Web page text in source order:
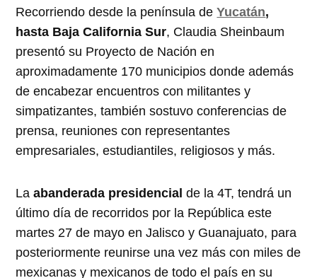
Recorriendo desde la península deYucatán,
hasta Baja California Sur, Claudia Sheinbaum
presentó su Proyecto de Nación en
aproximadamente 170 municipios donde además
de encabezar encuentros con militantes y
simpatizantes, también sostuvo conferencias de
prensa, reuniones con representantes
empresariales, estudiantiles, religiosos y más.
Laabanderada presidencial de la 4T, tendrá un
último día de recorridos por la República este
martes 27 de mayo en Jalisco y Guanajuato, para
posteriormente reunirse una vez más con miles de
mexicanas y mexicanos de todo el país en su